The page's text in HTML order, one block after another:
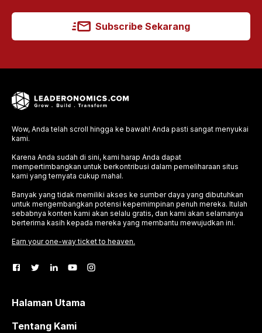
Subscribe Sekarang
Wow, Anda telah scroll hingga ke bawah! Anda pasti sangat menyukai
kami.
Karena Anda sudah di sini, kami harap Anda dapat
mempertimbangkan untuk berkontribusi dalam pemeliharaan situs
kami yang ternyata cukup mahal.
Banyak yang tidak memiliki akses ke sumber daya yang dibutuhkan
untuk mengembangkan potensi kepemimpinan penuh mereka. Itulah
sebabnya konten kami akan selalu gratis, dan kami akan selamanya
berterima kasih kepada mereka yang membantu mewujudkan ini.
Earn your one-way ticket to heaven.
Halaman Utama
Tentang Kami